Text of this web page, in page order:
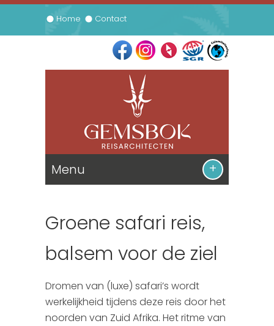
Home Contact
Menu
Zuid Afrika
Namibie
Botswana
Mauritius
Informatie
Contact
Wie zijn wij?
Brochure aanvraag
Prijsbijlage
Groene safari reis,
balsem voor de ziel
Dromen van (luxe) safari’s wordt
werkelijkheid tijdens deze reis door het
noorden van Zuid Afrika. Het ritme van